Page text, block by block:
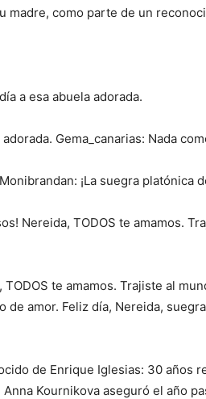
madre, como parte de un
a esa abuela adorada.
Gema_canarias: Nada
¡La suegra platónica
Nereida, TODOS te amamos.
TODOS te amamos. Trajiste al
de amor. Feliz día, Nereida,
de Enrique Iglesias: 30 años
Kournikova aseguró el año